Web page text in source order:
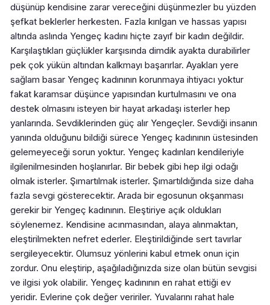
düşünüp kendisine zarar vereceğini düşünmezler bu yüzden
şefkat beklerler herkesten. Fazla kırılgan ve hassas yapısı
altında aslında Yengeç kadını hiçte zayıf bir kadın değildir.
Karşılaştıkları güçlükler karşısında dimdik ayakta durabilirler
pek çok yükün altından kalkmayı başarırlar. Ayakları yere
sağlam basar Yengeç kadınının korunmaya ihtiyacı yoktur
fakat karamsar düşünce yapısından kurtulmasını ve ona
destek olmasını isteyen bir hayat arkadaşı isterler hep
yanlarında. Sevdiklerinden güç alır Yengeçler. Sevdiği insanın
yanında olduğunu bildiği sürece Yengeç kadınının üstesinden
gelemeyeceği sorun yoktur. Yengeç kadınları kendileriyle
ilgilenilmesinden hoşlanırlar. Bir bebek gibi hep ilgi odağı
olmak isterler. Şımartılmak isterler. Şımartıldığında size daha
fazla sevgi gösterecektir. Arada bir egosunun okşanması
gerekir bir Yengeç kadınının. Eleştiriye açık oldukları
söylenemez. Kendisine acınmasından, alaya alınmaktan,
eleştirilmekten nefret ederler. Eleştirildiğinde sert tavırlar
sergileyecektir. Olumsuz yönlerini kabul etmek onun için
zordur. Onu eleştirip, aşağıladığınızda size olan bütün sevgisi
ve ilgisi yok olabilir. Yengeç kadınının en rahat ettiği ev
yeridir. Evlerine çok değer veririler. Yuvalarını rahat hale